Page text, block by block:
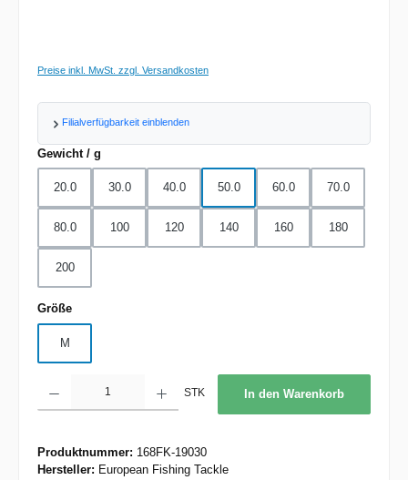
Preise inkl. MwSt. zzgl. Versandkosten
Filialverfügbarkeit einblenden
Gewicht / g
20.0 30.0 40.0 50.0 60.0 70.0
80.0 100 120 140 160 180
200
Größeauswählen
M
STK In den Warenkorb
Produktnummer: 168FK-19030
Hersteller: European Fishing Tackle